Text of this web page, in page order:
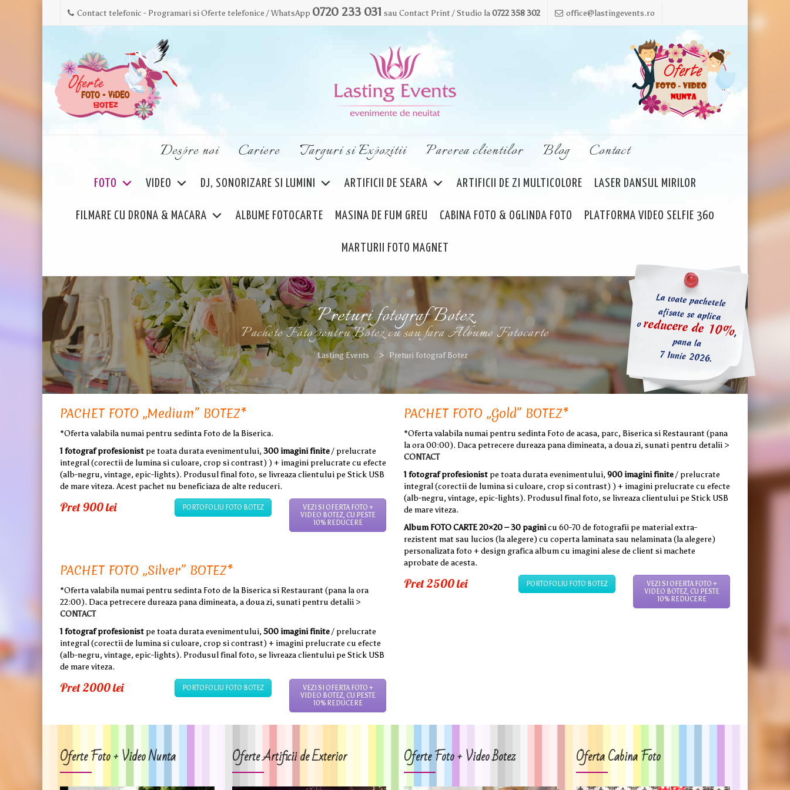
Contact telefonic - Programari si Oferte telefonice / WhatsApp 0720 233 031 sau Contact Print / Studio la0722 358 302 office@lastingevents.ro
Despre noi Cariere Targuri si Expozitii Parerea clientilor Blog Contact
FOTO VIDEO DJ, SONORIZARE SI LUMINI ARTIFICII DE SEARA ARTIFICII DE ZI MULTICOLORE LASER DANSUL MIRILOR
FILMARE CU DRONA & MACARA ALBUME FOTOCARTE MASINA DE FUM GREU CABINA FOTO & OGLINDA FOTO PLATFORMA VIDEO SELFIE 360
MARTURII FOTO MAGNET
Preturi fotograf Botez
Pachete Foto pentru Botez cu sau fara Albume Fotocarte
Lasting Events > Preturi fotograf Botez
PACHET FOTO „Medium” BOTEZ*
*Oferta valabila numai pentru sedinta Foto de la Biserica.
1 fotograf profesionist pe toata durata evenimentului,300 imagini finite/ prelucrate
integral (corectii de lumina si culoare, crop si contrast) ) + imagini prelucrate cu efecte
(alb-negru, vintage, epic-lights). Produsul final foto, se livreaza clientului pe Stick USB
de mare viteza. Acest pachet nu beneficiaza de alte reduceri.
Pret 900 lei PORTOFOLIU FOTO BOTEZ
VEZI SI OFERTA FOTO +
VIDEO BOTEZ, CU PESTE
10% REDUCERE
PACHET FOTO „Silver” BOTEZ*
*Oferta valabila numai pentru sedinta Foto de la Biserica si Restaurant (pana la ora
22:00). Daca petrecere dureaza pana dimineata, a doua zi, sunati pentru detalii >
CONTACT
1 fotograf profesionist pe toata durata evenimentului,500 imagini finite/ prelucrate
integral (corectii de lumina si culoare, crop si contrast) + imagini prelucrate cu efecte
(alb-negru, vintage, epic-lights). Produsul final foto, se livreaza clientului pe Stick USB
de mare viteza.
Pret 2000 lei PORTOFOLIU FOTO BOTEZ
VEZI SI OFERTA FOTO +
VIDEO BOTEZ, CU PESTE
10% REDUCERE
PACHET FOTO „Gold” BOTEZ*
*Oferta valabila numai pentru sedinta Foto de acasa, parc, Biserica si Restaurant (pana
la ora 00:00). Daca petrecere dureaza pana dimineata, a doua zi, sunati pentru detalii >
CONTACT
1 fotograf profesionist pe toata durata evenimentului,900 imagini finite/ prelucrate
integral (corectii de lumina si culoare, crop si contrast) ) + imagini prelucrate cu efecte
(alb-negru, vintage, epic-lights). Produsul final foto, se livreaza clientului pe Stick USB
de mare viteza.
Album FOTO CARTE 20×20 – 30 paginicu 60-70 de fotografii pe material extra-
rezistent mat sau lucios (la alegere) cu coperta laminata sau nelaminata (la alegere)
personalizata foto + design grafica album cu imagini alese de client si machete
aprobate de acesta.
Pret 2500 lei PORTOFOLIU FOTO BOTEZ
VEZI SI OFERTA FOTO +
VIDEO BOTEZ, CU PESTE
10% REDUCERE
Oferte Foto + Video Nunta Oferte Artificii de Exterior Oferte Foto + Video Botez Oferta Cabina Foto